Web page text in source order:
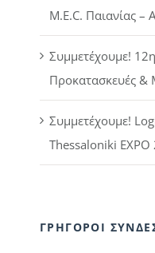
M.E.C. Παιανίας –
Συμμετέχουμε!
Προκατασκευές &
Συμμετέχουμε!
Thessaloniki EXPO
ΓΡΗΓΟΡΟΙ